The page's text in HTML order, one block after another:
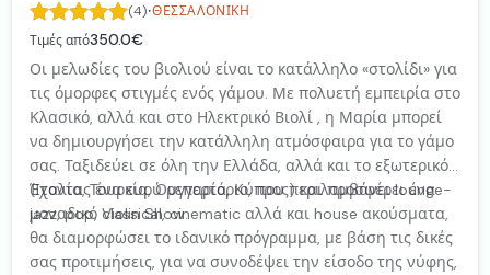
(4)·ΘΕΣΣΑΛΟΝΊΚΗ
Τιμές από350.0€
Οι μελωδίες του βιολιού είναι το κατάλληλο «στολίδι» για
τις όμορφες στιγμές ενός γάμου. Με πολυετή εμπειρία στο
Κλασικό, αλλά και στο Ηλεκτρικό Βιολί , η Μαρία μπορεί
να δημιουργήσει την κατάλληλη ατμόσφαιρα για το γάμο
σας. Ταξιδεύει σε όλη την Ελλάδα, αλλά και το εξωτερικό
(Ιταλία, Τουρκία, Ουγγαρία, Κύπρος) και προσφέρει ένα
μοναδικό Violin Show.
Έχοντας ένα ευρύ ρεπερτόριο, που περιλαμβάνει lounge-
jazz, pop, classical, cinematic αλλά και house ακούσματα,
θα διαμορφώσει το ιδανικό πρόγραμμα, με βάση τις δικές
σας προτιμήσεις, για να συνοδέψει την είσοδο της νύφης,